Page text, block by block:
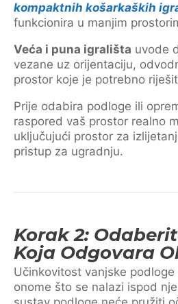
kompaktnih košarkaških
funkcionira u manjim
Veća i puna igrališta uvode
vezane uz orijentaciju,
prostor koje je potrebno
Prije odabira podloge ili
raspored vaš prostor realno
uključujući prostor za
pristup za ugradnju.
Korak 2:
Koja Odgovara
Učinkovitost vanjske
onome što se nalazi ispod